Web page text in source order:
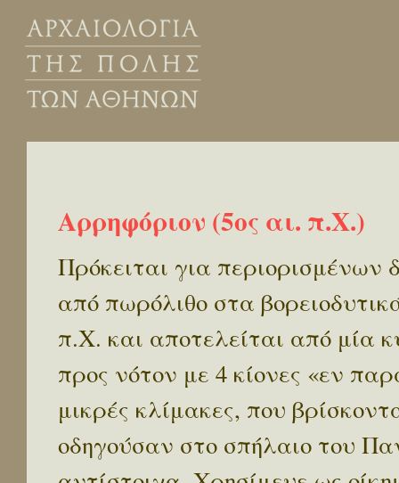
Αρρηφόριον (5ος αι. π.Χ.)
Πρόκειται για
από πωρόλιθο στα
π.Χ. και αποτελείται από μία
προς νότον με 4 κίονες «εν
μικρές κλίμακες, που
οδηγούσαν στο σπήλαιο του